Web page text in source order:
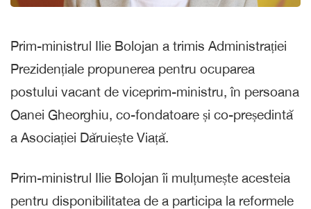
Prim-ministrul Ilie Bolojan a trimis Administrației
Prezidențiale propunerea pentru ocuparea
postului vacant de viceprim-ministru, în persoana
Oanei Gheorghiu, co-fondatoare și co-președintă
a Asociației Dăruiește Viață.
Prim-ministrul Ilie Bolojan îi mulțumește acesteia
pentru disponibilitatea de a participa la reformele